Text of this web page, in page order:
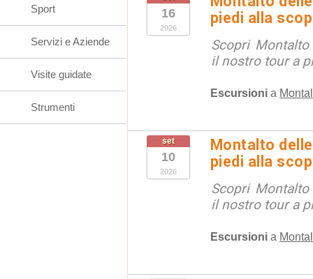
16
2026
piedi alla
Scopri
il nostro tour a
Escursioni a
set
10
2026
Montalto
piedi alla
Scopri
il nostro tour a
Escursioni a
Sport
Servizi e Aziende
Visite guidate
Strumenti